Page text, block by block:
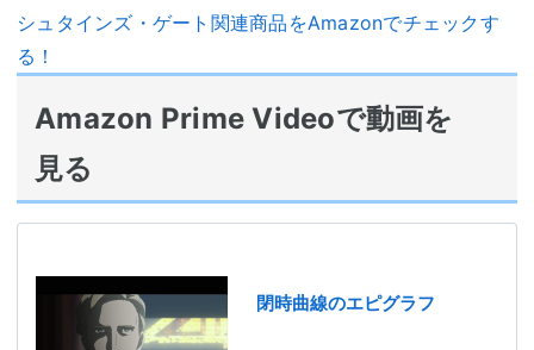
シュタインズ・ゲート関連商品をAmazonでチェックす
る！
Amazon Prime Videoで動画を
見る
閉時曲線のエピグラフ